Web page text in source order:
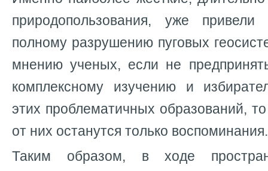
природопользования, уже
полному разрушению пуговых
мнению ученых, если не
комплексному изучению и
этих проблематичных образований,
от них останутся только воспоминания.
Таким образом, в ходе